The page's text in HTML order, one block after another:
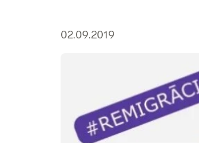
02.09.2019